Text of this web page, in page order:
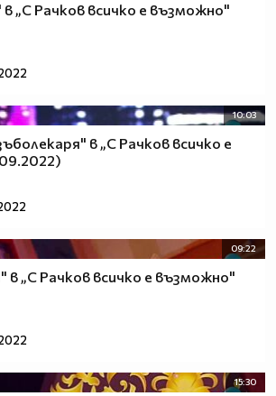
„С Рачков всичко е възможно"
10:03
в „С Рачков всичко е
09:22
„С Рачков всичко е възможно"
15:30